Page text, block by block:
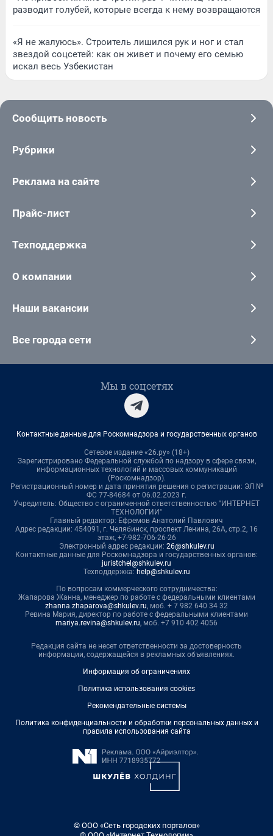
разводит голубей, которые всегда к нему возвращаются
«Я не жалуюсь». Строитель лишился рук и ног и стал
звездой соцсетей: как он живет и почему его семью
искал весь Узбекистан
Сообщить новость
Рубрики
Реклама на сайте
Прайс-лист
Техподдержка
О компании
Наши вакансии
Все города сети
Мы в соцсетях
Контактные данные для Роскомнадзора и государственных органов
Сетевое издание «26.ру» (18+)
Зарегистрировано Федеральной службой по надзору в сфере связи,
информационных технологий и массовых коммуникаций
(Роскомнадзор).
Регистрационный номер и дата принятия решения о регистрации: ЭЛ №
ФС 77-84684 от 06.02.2023 г.
Учредитель: Общество с ограниченной ответственностью "ИНТЕРНЕТ
ТЕХНОЛОГИИ"
Главный редактор: Ефремов Анатолий Павлович
Адрес редакции: 454091, г. Челябинск, проспект Ленина, 26А, стр.2, 16
этаж, +7-982-706-26-26
Электронный адрес редакции: 26@shkulev.ru
Контактные данные для Роскомнадзора и государственных органов:
juristchel@shkulev.ru
Техподдержка: help@shkulev.ru
По вопросам коммерческого сотрудничества:
Жапарова Жанна, менеджер по работе с федеральными клиентами
zhanna.zhaparova@shkulev.ru, моб. + 7 982 640 34 32
Ревина Мария, директор по работе с федеральными клиентами
mariya.revina@shkulev.ru, моб. +7 910 402 4056
Редакция сайта не несет ответственности за достоверность
информации, содержащейся в рекламных объявлениях.
Информация об ограничениях
Политика использования cookies
Рекомендательные системы
Политика конфиденциальности и обработки персональных данных и
правила использования сайта
© ООО «Сеть городских порталов»